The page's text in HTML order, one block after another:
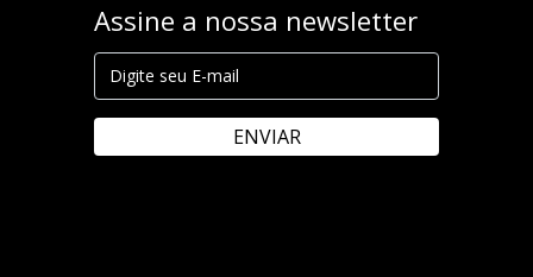
Assine a nossa newsletter
ENVIAR